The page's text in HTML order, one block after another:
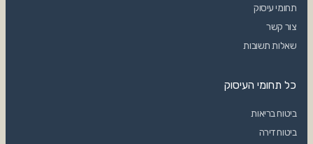
תחומי עיסוק
צור קשר
שאלות תשובות
כל תחומי העיסוק
ביטוח בריאות
ביטוח דירה